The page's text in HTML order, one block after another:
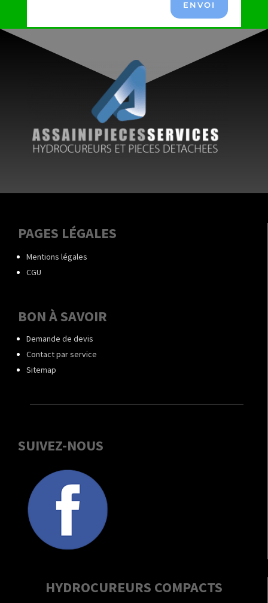
ENVOI
PAGES LÉGALES
Mentions légales
CGU
BON À SAVOIR
Demande de devis
Contact par service
Sitemap
SUIVEZ-NOUS
HYDROCUREURS COMPACTS